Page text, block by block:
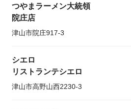
つやまラーメン大統領
院庄店
津山市院庄917-3
シエロ
リストランテシエロ
津山市高野山西2230-3